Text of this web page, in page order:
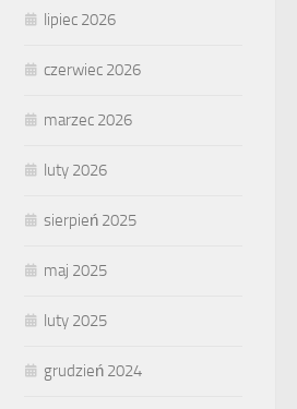
lipiec 2026
czerwiec 2026
marzec 2026
luty 2026
sierpień 2025
maj 2025
luty 2025
grudzień 2024